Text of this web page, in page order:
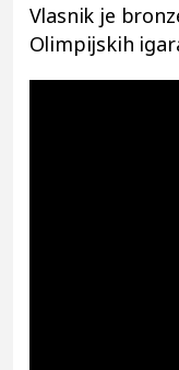
Vlasnik je
Olimpijskih